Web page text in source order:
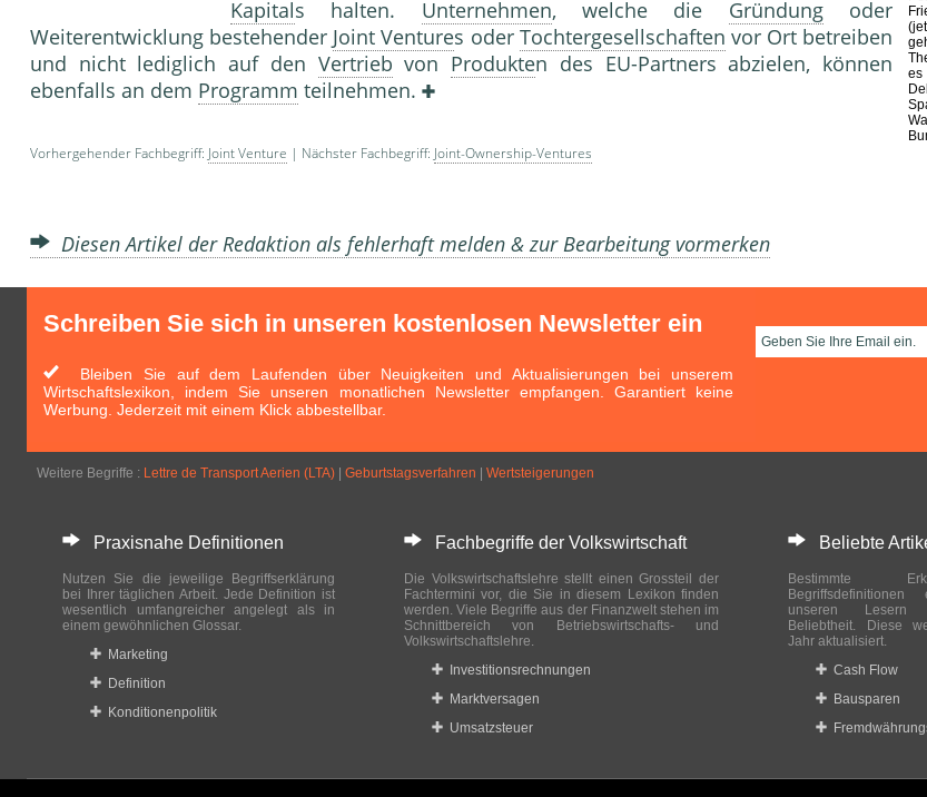
Kapitals halten. Unternehmen, welche die Gründungoder
Weiterentwicklung bestehender Joint Ventures oder Tochtergesellschaften vor Ort betreiben
und nicht lediglich auf den Vertrieb von Produkten des EU-Partners abzielen, können
ebenfalls an dem Programm teilnehmen.
Vorhergehender Fachbegriff: Joint Venture | Nächster Fachbegriff: Joint-Ownership-Ventures
Diesen Artikel der Redaktion als fehlerhaft melden & zur Bearbeitung vormerken
es
Schreiben Sie sich in unseren kostenlosen Newsletter ein
Bleiben Sie auf dem Laufenden über Neuigkeiten und Aktualisierungen bei unserem
Wirtschaftslexikon, indem Sie unseren monatlichen Newsletter empfangen. Garantiert keine
Werbung. Jederzeit mit einem Klick abbestellbar.
Weitere Begriffe : Lettre de Transport Aerien (LTA) Geburtstagsverfahren Wertsteigerungen
Praxisnahe Definitionen
Nutzen Sie die jeweilige Begriffserklärung
bei Ihrer täglichen Arbeit. Jede Definition ist
wesentlich umfangreicher angelegt als in
einem gewöhnlichen Glossar.
Marketing
Definition
Konditionenpolitik
Fachbegriffe der Volkswirtschaft
Die Volkswirtschaftslehre stellt einen Grossteil der
Fachtermini vor, die Sie in diesem Lexikon finden
werden. Viele Begriffe aus der Finanzwelt stehen im
Schnittbereich von Betriebswirtschafts- und
Volkswirtschaftslehre.
Investitionsrechnungen
Marktversagen
Umsatzsteuer
Beliebte
Bestimmte
unseren Lesern
Beliebtheit. Diese
Jahr aktualisiert.
Cash Flow
Bausparen